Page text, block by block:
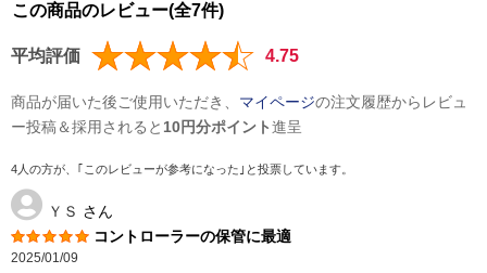
この商品のレビュー(全7件)
平均評価 4.75
商品が届いた後ご使用いただき、 マイページの注文履歴からレビュ
ー投稿＆採用されると 10円分ポイント進呈
4人の方が、｢このレビューが参考になった｣と投票しています。
ＹＳ さん
コントローラーの保管に最適
2025/01/09